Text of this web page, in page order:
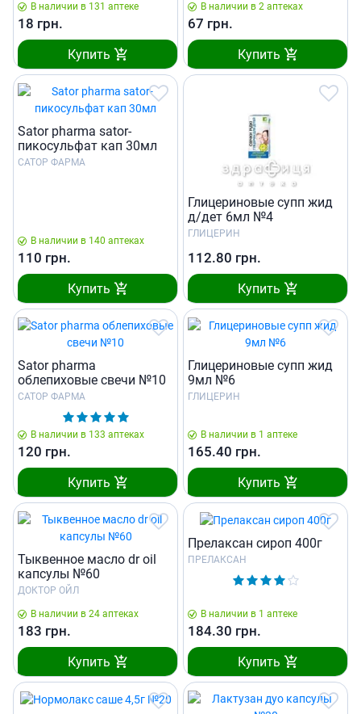
В наличии в 131 аптеке
18 грн.
Купить
В наличии в 2 аптеках
67 грн.
Купить
Sator pharma sator-
пикосульфат кап 30мл
САТОР ФАРМА
В наличии в 140 аптеках
110 грн.
Купить
Глицериновые супп жид
д/дет 6мл №4
ГЛИЦЕРИН
112.80 грн.
Купить
Sator pharma
облепиховые свечи №10
САТОР ФАРМА
В наличии в 133 аптеках
120 грн.
Купить
Глицериновые супп жид
9мл №6
ГЛИЦЕРИН
В наличии в 1 аптеке
165.40 грн.
Купить
Тыквенное масло dr oil
капсулы №60
ДОКТОР ОЙЛ
В наличии в 24 аптеках
183 грн.
Купить
Прелаксан сироп 400г
ПРЕЛАКСАН
В наличии в 1 аптеке
184.30 грн.
Купить